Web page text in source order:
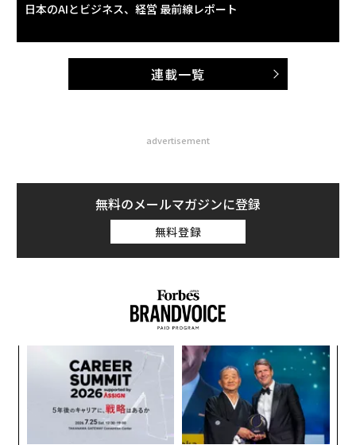
日本のAIとビジネス、経営 最前線レポート
連載一覧
advertisement
無料のメールマガジンに登録
無料登録